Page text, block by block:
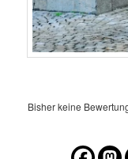
Bisher keine